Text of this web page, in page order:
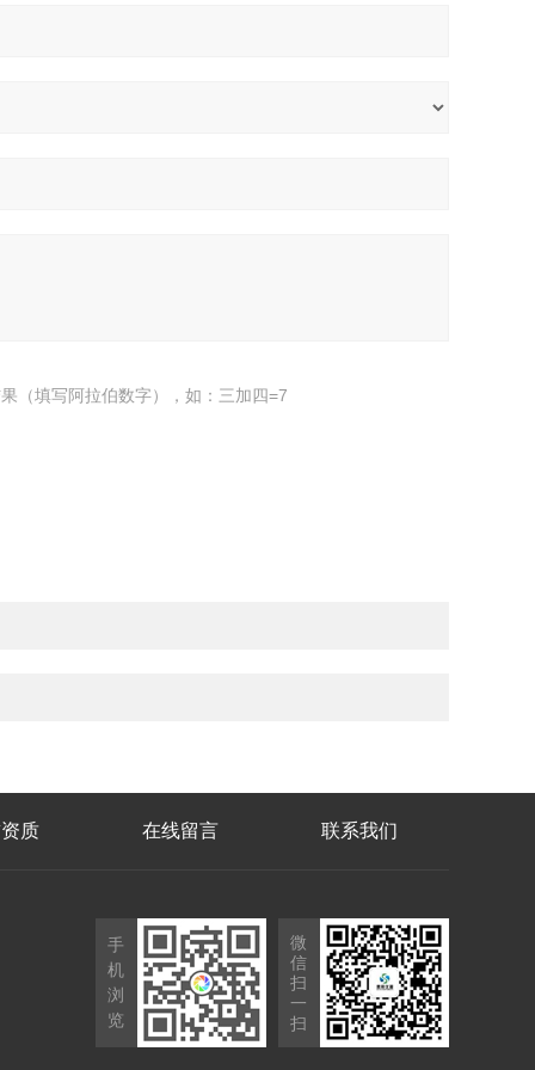
（填写阿拉伯数字），如：三加四=7
质 在线留言 联系我们
手
机
浏
览
微
信
扫
一
扫